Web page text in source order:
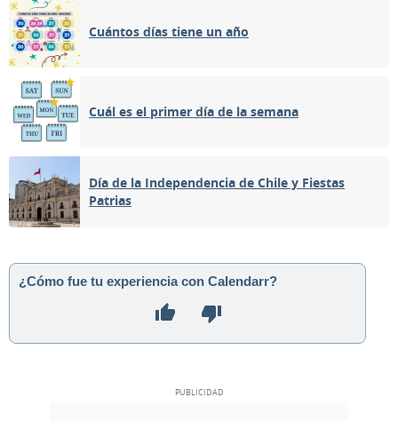
Cuántos días tiene un año
Cuál es el primer día de la semana
Día de la Independencia de Chile y Fiestas
Patrias
¿Cómo fue tu experiencia con Calendarr?